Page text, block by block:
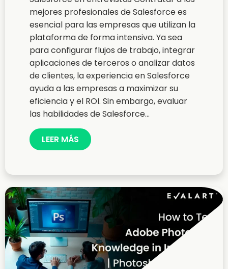
mejores profesionales de Salesforce es
esencial para las empresas que utilizan la
plataforma de forma intensiva. Ya sea
para configurar flujos de trabajo, integrar
aplicaciones de terceros o analizar datos
de clientes, la experiencia en Salesforce
ayuda a las empresas a maximizar su
eficiencia y el ROI. Sin embargo, evaluar
las habilidades de Salesforce...
LEER MÁS